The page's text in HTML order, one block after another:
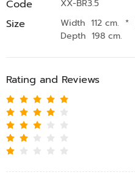
Code XX-BR3.5
Size Width 112 cm. *
Depth 198 cm.
Rating and Reviews